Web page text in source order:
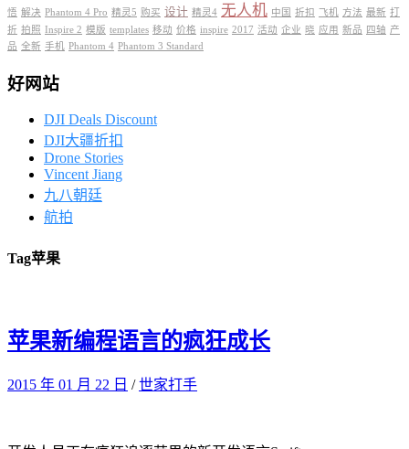
悟 解决 Phantom 4 Pro 精灵5 购买 设计 精灵4 无人机 中国 折扣 飞机 方法 最新 打
折 拍照 Inspire 2 模版 templates 移动 价格 inspire 2017 活动 企业 晓 应用 新品 四轴 产
品 全新 手机 Phantom 4 Phantom 3 Standard
好网站
DJI Deals Discount
DJI大疆折扣
Drone Stories
Vincent Jiang
九八朝廷
航拍
Tag苹果
苹果新编程语言的疯狂成长
2015 年 01 月 22 日 /世家打手